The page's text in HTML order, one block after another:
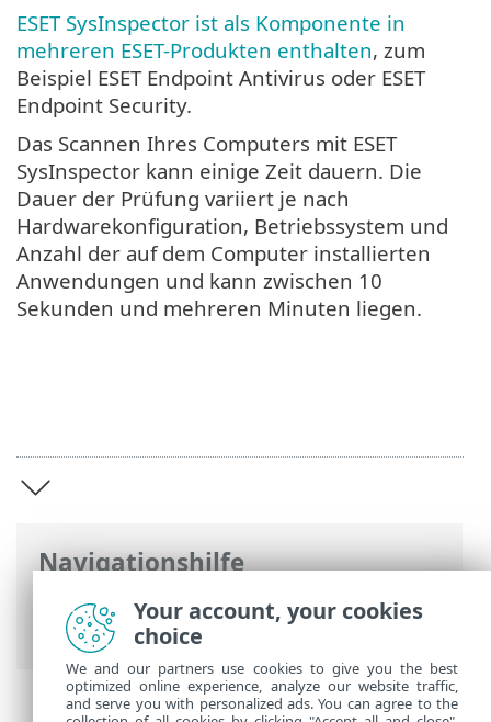
Navigationshilfe
ESET Online-Hilfe>ESET SysInspector>
Einführung in ESET SysInspector
ESET SysInspector ist als Komponente in
mehreren ESET-Produkten enthalten, zum
Beispiel ESET Endpoint Antivirus oder ESET
Endpoint Security.
Das Scannen Ihres Computers mit ESET
SysInspector kann einige Zeit dauern. Die
Dauer der Prüfung variiert je nach
Hardwarekonfiguration, Betriebssystem und
Anzahl der auf dem Computer installierten
Anwendungen und kann zwischen 10
Sekunden und mehreren Minuten liegen.
Your account, your cookies
choice
We and our partners use cookies to give you the best
optimized online experience, analyze our website traffic,
and serve you with personalized ads. You can agree to the